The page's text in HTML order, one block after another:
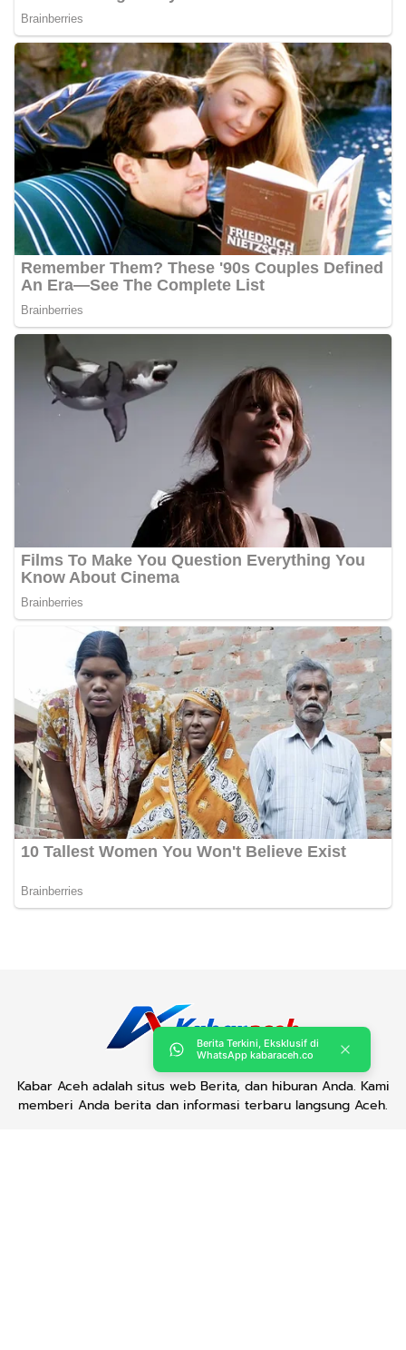
Kabar Aceh adalah situs web Berita, dan hiburan Anda. Kami
memberi Anda berita dan informasi terbaru langsung Aceh.
Berita Terkini, Eksklusif di
WhatsApp kabaraceh.co